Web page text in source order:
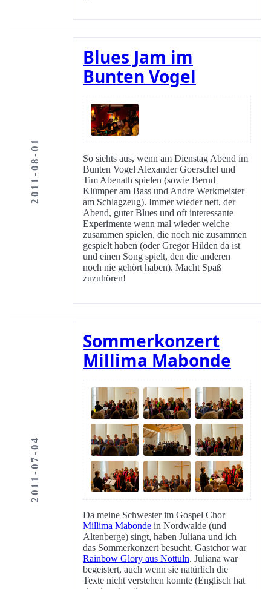
2011-08-01
Blues Jam im
Bunten Vogel
So siehts aus, wenn am Dienstag Abend im
Bunten Vogel Alexander Goerschel und
Tim Abenath spielen (sowie Bernd
Klümper am Bass und Andre Werkmeister
am Schlagzeug). Immer wieder nett, der
Abend, guter Blues und oft interessante
Experimente wenn mal wieder welche
zusammen spielen, die noch nie zusammen
gespielt haben (oder Gregor Hilden da ist
und einen Song spielt, den die anderen
noch nie gehört haben). Macht Spaß
zuzuhören!
2011-07-04
Sommerkonzert
Millima Mabonde
Da meine Schwester im Gospel Chor
Millima Mabonde in Nordwalde (und
Altenberge) singt, haben Juliana und ich
das Sommerkonzert besucht. Gastchor war
Rainbow Glory aus Nottuln. Juliana war
begeistert, auch wenn sie natürlich die
Texte nicht verstehen konnte (Englisch hat